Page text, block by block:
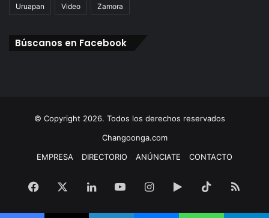
Uruapan Video Zamora
Búscanos en Facebook
© Copyright 2026. Todos los derechos reservados
Changoonga.com
EMPRESA
DIRECTORIO ANÚNCIATE CONTACTO
Facebook LinkedInYouTubeInstagram
Google
Play
TikTokRSS